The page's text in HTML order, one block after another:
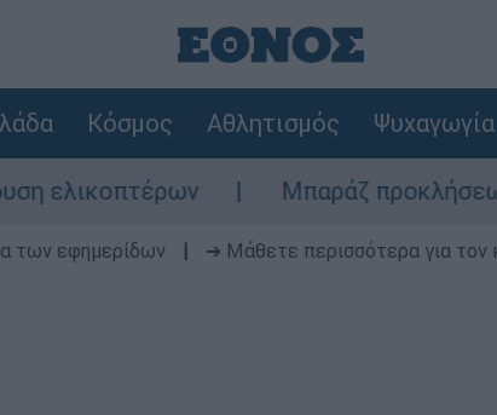
Κόσμος Αθλητισμός Ψυχαγωγία
Μπαράζ προκλήσεων της
των εφημερίδων ➔ Μάθετε περισσότερα για τον